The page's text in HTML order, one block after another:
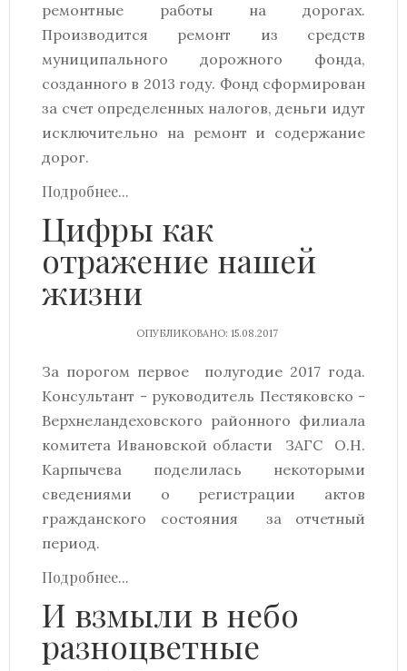
ремонтные работы на дорогах.
Производится ремонт из средств
муниципального дорожного фонда,
созданного в 2013 году. Фонд сформирован
за счет определенных налогов, деньги идут
исключительно на ремонт и содержание
дорог.
Подробнее...
Цифры как
отражение нашей
жизни
ОПУБЛИКОВАНО: 15.08.2017
За порогом первое полугодие 2017 года.
Консультант - руководитель Пестяковско -
Верхнеландеховского районного филиала
комитета Ивановской области ЗАГС О.Н.
Карпычева поделилась некоторыми
сведениями о регистрации актов
гражданского состояния за отчетный
период.
Подробнее...
И взмыли в небо
разноцветные